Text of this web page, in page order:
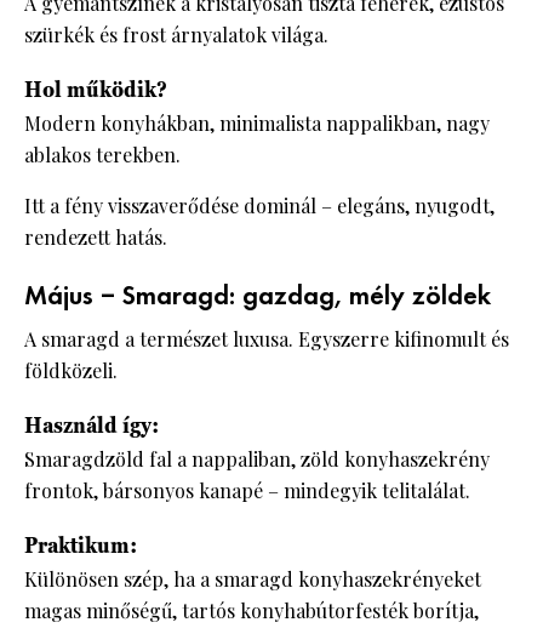
szürkék és frost árnyalatok világa.
Hol működik?
Modern konyhákban, minimalista nappalikban, nagy
ablakos terekben.
Itt a fény visszaverődése dominál – elegáns, nyugodt,
rendezett hatás.
Május – Smaragd: gazdag, mély zöldek
A smaragd a természet luxusa. Egyszerre kifinomult és
földközeli.
Használd így:
Smaragdzöld fal a nappaliban, zöld konyhaszekrény
frontok, bársonyos kanapé – mindegyik telitalálat.
Praktikum:
Különösen szép, ha a smaragd konyhaszekrényeket
magas minőségű, tartós konyhabútorfesték borítja,